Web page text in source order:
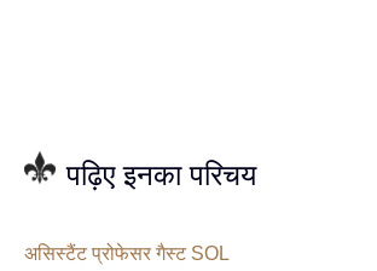
पढ़िए इनका परिचय
असिस्टैंट प्रोफेसर गैस्ट SOL